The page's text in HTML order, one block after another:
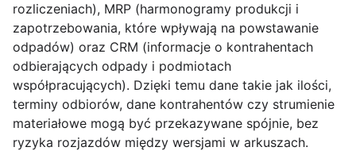
rozliczeniach), MRP (harmonogramy produkcji i
zapotrzebowania, które wpływają na powstawanie
odpadów) oraz CRM (informacje o kontrahentach
odbierających odpady i podmiotach
współpracujących). Dzięki temu dane takie jak ilości,
terminy odbiorów, dane kontrahentów czy strumienie
materiałowe mogą być przekazywane spójnie, bez
ryzyka rozjazdów między wersjami w arkuszach.